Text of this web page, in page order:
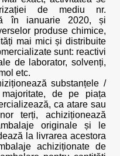
de mediu nr.
în ianuarie 2020, și
produse chimice,
mai mici și distribuite
sunt: reactivi
de laborator, solvenți,
etc.
substanțele /
de pe piața
ca atare sau
terți, achiziționează
originale și le
la livrarea acestora
achiziționate de